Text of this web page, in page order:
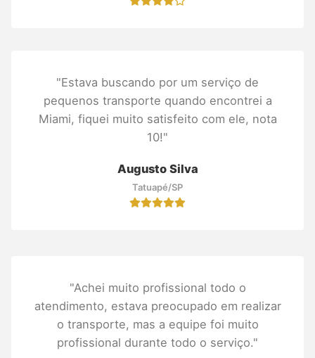
"Estava buscando por um serviço de
pequenos transporte quando encontrei a
Miami, fiquei muito satisfeito com ele, nota
10!"
Augusto Silva
Tatuapé/SP
"Achei muito profissional todo o
atendimento, estava preocupado em realizar
o transporte, mas a equipe foi muito
profissional durante todo o serviço."